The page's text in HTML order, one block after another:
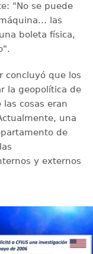
"No se puede
las
boleta física,
concluyó que los
la geopolítica de
cosas eran
una
de
y externos